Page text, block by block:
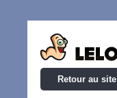
Retour au site